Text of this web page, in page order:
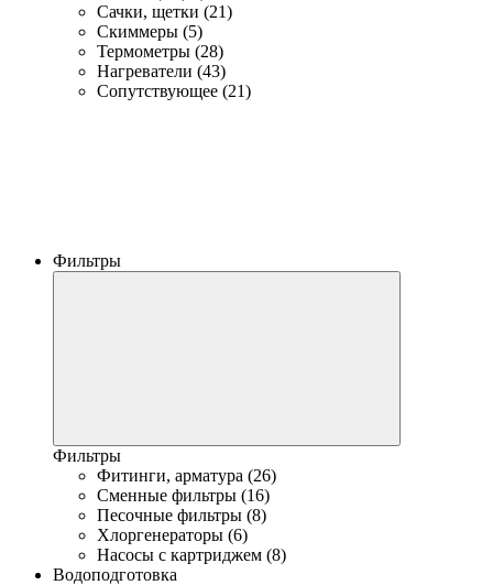
Сачки, щетки (21)
Скиммеры (5)
Термометры (28)
Нагреватели (43)
Сопутствующее (21)
Фильтры
Фильтры
Фитинги, арматура (26)
Сменные фильтры (16)
Песочные фильтры (8)
Хлоргенераторы (6)
Насосы с картриджем (8)
Водоподготовка